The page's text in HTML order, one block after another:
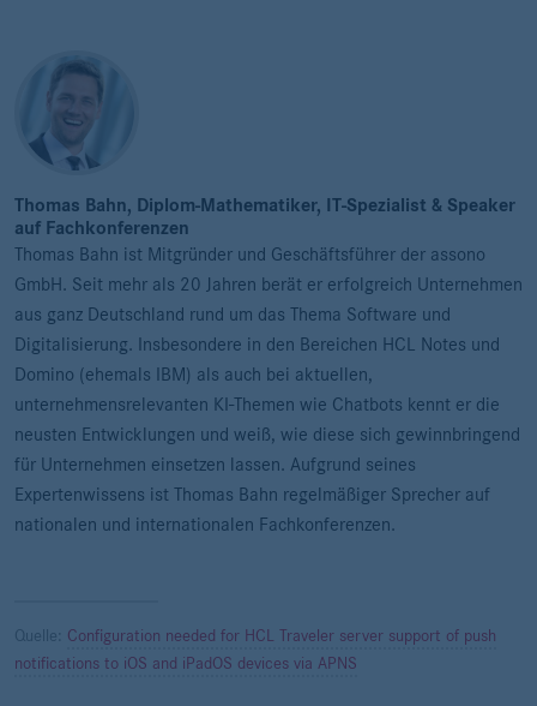
Thomas Bahn, Diplom-Mathematiker, IT-Spezialist & Speaker
auf Fachkonferenzen
Thomas Bahn ist Mitgründer und Geschäftsführer der assono
GmbH. Seit mehr als 20 Jahren berät er erfolgreich Unternehmen
aus ganz Deutschland rund um das Thema Software und
Digitalisierung. Insbesondere in den Bereichen HCL Notes und
Domino (ehemals IBM) als auch bei aktuellen,
unternehmensrelevanten KI-Themen wie Chatbots kennt er die
neusten Entwicklungen und weiß, wie diese sich gewinnbringend
für Unternehmen einsetzen lassen. Aufgrund seines
Expertenwissens ist Thomas Bahn regelmäßiger Sprecher auf
nationalen und internationalen Fachkonferenzen.
Quelle: Configuration needed for HCL Traveler server support of push
notifications to iOS and iPadOS devices via APNS